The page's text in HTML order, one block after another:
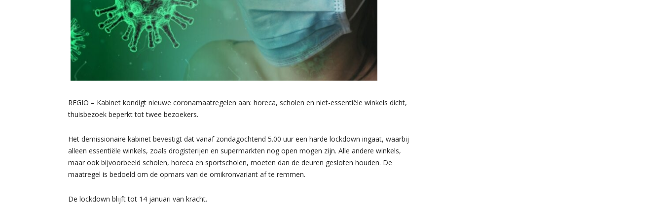
REGIO – Kabinet kondigt nieuwe coronamaatregelen aan: horeca, scholen en niet-essentiële winkels dicht,
thuisbezoek beperkt tot twee bezoekers.
Het demissionaire kabinet bevestigt dat vanaf zondagochtend 5.00 uur een harde lockdown ingaat, waarbij
alleen essentiële winkels, zoals drogisterijen en supermarkten nog open mogen zijn. Alle andere winkels,
maar ook bijvoorbeeld scholen, horeca en sportscholen, moeten dan de deuren gesloten houden. De
maatregel is bedoeld om de opmars van de omikronvariant af te remmen.
De lockdown blijft tot 14 januari van kracht.